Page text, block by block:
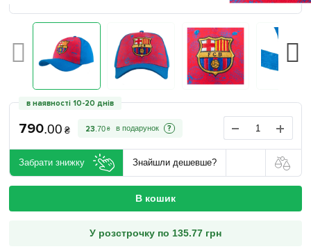
в наявності 10-20 днів
790.00 ₴ 23 .70 ₴ ?
Забрати знижку Знайшли дешевше?
В кошик
У розстрочку по 135.77 грн